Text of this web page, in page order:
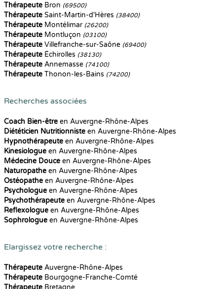
Thérapeute Bron (69500)
Thérapeute Saint-Martin-d'Hères (38400)
Thérapeute Montélimar (26200)
Thérapeute Montluçon (03100)
Thérapeute Villefranche-sur-Saône (69400)
Thérapeute Échirolles (38130)
Thérapeute Annemasse (74100)
Thérapeute Thonon-les-Bains (74200)
Recherches associées
Coach Bien-être en Auvergne-Rhône-Alpes
Diététicien Nutritionniste en Auvergne-Rhône-Alpes
Hypnothérapeute en Auvergne-Rhône-Alpes
Kinesiologue en Auvergne-Rhône-Alpes
Médecine Douce en Auvergne-Rhône-Alpes
Naturopathe en Auvergne-Rhône-Alpes
Ostéopathe en Auvergne-Rhône-Alpes
Psychologue en Auvergne-Rhône-Alpes
Psychothérapeute en Auvergne-Rhône-Alpes
Reflexologue en Auvergne-Rhône-Alpes
Sophrologue en Auvergne-Rhône-Alpes
Elargissez votre recherche :
Thérapeute Auvergne-Rhône-Alpes
Thérapeute Bourgogne-Franche-Comté
Thérapeute Bretagne